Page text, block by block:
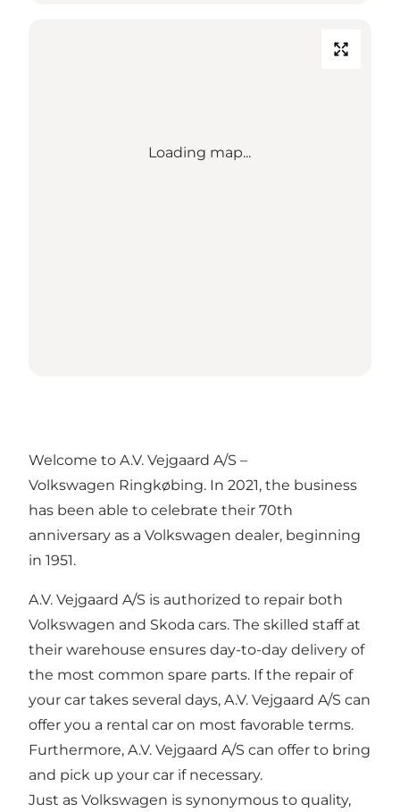
Loading map...
Welcome to A.V. Vejgaard A/S –
Volkswagen Ringkøbing. In 2021, the business
has been able to celebrate their 70th
anniversary as a Volkswagen dealer, beginning
in 1951.
A.V. Vejgaard A/S is authorized to repair both
Volkswagen and Skoda cars. The skilled staff at
their warehouse ensures day-to-day delivery of
the most common spare parts. If the repair of
your car takes several days, A.V. Vejgaard A/S can
offer you a rental car on most favorable terms.
Furthermore, A.V. Vejgaard A/S can offer to bring
and pick up your car if necessary.
Just as Volkswagen is synonymous to quality,